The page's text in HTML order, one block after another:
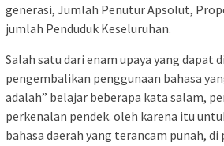
generasi, Jumlah Penutur Apsolut,
jumlah Penduduk Keseluruhan.
Salah satu dari enam upaya yang dapat
pengembalikan penggunaan bahasa
adalah” belajar beberapa kata salam,
perkenalan pendek. oleh karena itu
bahasa daerah yang terancam punah,